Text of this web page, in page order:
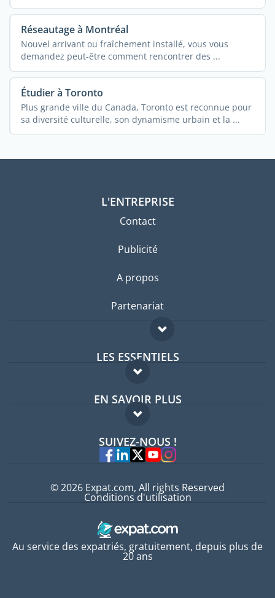
Réseautage à Montréal
Nouvel arrivant ou fraîchement installé, vous vous
demandez peut-être comment rencontrer des ...
Étudier à Toronto
Plus grande ville du Canada, Toronto est reconnue pour
sa diversité culturelle, son dynamisme urbain et la ...
L'ENTREPRISE
Contact
Publicité
A propos
Partenariat
LES ESSENTIELS
Forum expatriés
Guides pays
EN SAVOIR PLUS
FAQ
Experts
SUIVEZ-NOUS !
Au service des expatriés, gratuitement, depuis plus de
20 ans
© 2026 Expat.com, All rights Reserved
Conditions d'utilisation